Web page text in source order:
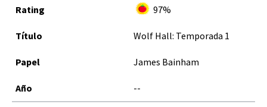
97%
Wolf Hall: Temporada 1
James Bainham
--